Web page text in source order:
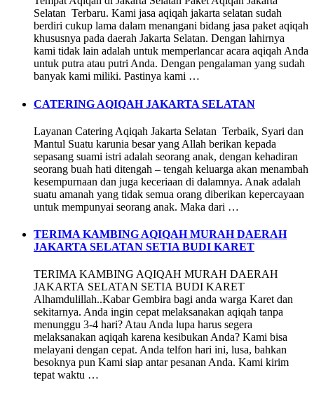
Selatan Terbaru. Kami jasa aqiqah jakarta selatan sudah
berdiri cukup lama dalam menangani bidang jasa paket aqiqah
khususnya pada daerah Jakarta Selatan. Dengan lahirnya
kami tidak lain adalah untuk memperlancar acara aqiqah Anda
untuk putra atau putri Anda. Dengan pengalaman yang sudah
banyak kami miliki. Pastinya kami …
CATERING AQIQAH JAKARTA SELATAN
Layanan Catering Aqiqah Jakarta Selatan Terbaik, Syari dan
Mantul Suatu karunia besar yang Allah berikan kepada
sepasang suami istri adalah seorang anak, dengan kehadiran
seorang buah hati ditengah – tengah keluarga akan menambah
kesempurnaan dan juga keceriaan di dalamnya. Anak adalah
suatu amanah yang tidak semua orang diberikan kepercayaan
untuk mempunyai seorang anak. Maka dari …
TERIMA KAMBING AQIQAH MURAH DAERAH
JAKARTA SELATAN SETIA BUDI KARET
TERIMA KAMBING AQIQAH MURAH DAERAH
JAKARTA SELATAN SETIA BUDI KARET
Alhamdulillah..Kabar Gembira bagi anda warga Karet dan
sekitarnya. Anda ingin cepat melaksanakan aqiqah tanpa
menunggu 3-4 hari? Atau Anda lupa harus segera
melaksanakan aqiqah karena kesibukan Anda? Kami bisa
melayani dengan cepat. Anda telfon hari ini, lusa, bahkan
besoknya pun Kami siap antar pesanan Anda. Kami kirim
tepat waktu …